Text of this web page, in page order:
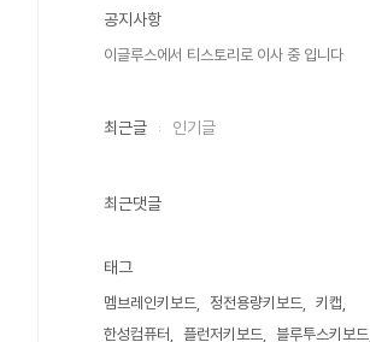
공지사항
이글루스에서 티스토리로 이사 중 입니다
최근글 인기글
최근댓글
태그
멤브레인키보드 정전용량키보드
키캡
한성컴퓨터
플런저키보드 블루투스키보드